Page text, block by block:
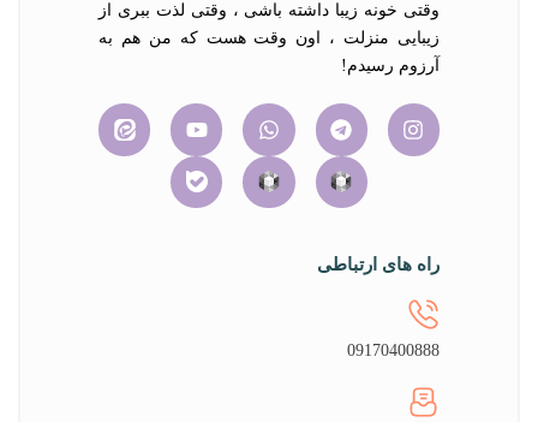
وقتی خونه زیبا داشته باشی ، وقتی لذت ببری از
زیبایی منزلت ، اون وقت هست که من هم به
آرزوم رسیدم!
راه های ارتباطی
09170400888